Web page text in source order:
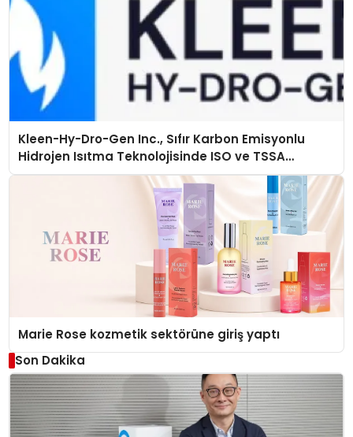
Kleen-Hy-Dro-Gen Inc., Sıfır Karbon Emisyonlu
Hidrojen Isıtma Teknolojisinde ISO ve TSSA
Düzenleyici Onaylarını Aldı
Marie Rose kozmetik sektörüne giriş yaptı
Son Dakika